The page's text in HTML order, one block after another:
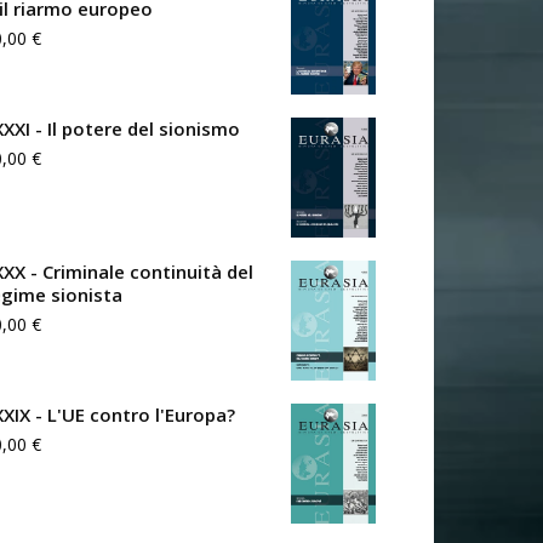
riarmo europeo
€
- Il potere del sionismo
€
- Criminale continuità del
sionista
€
- L'UE contro l'Europa?
€